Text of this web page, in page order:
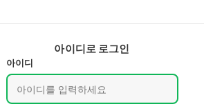
아이디로 로그인
아이디